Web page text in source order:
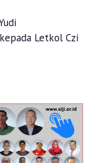
Letkol Czi